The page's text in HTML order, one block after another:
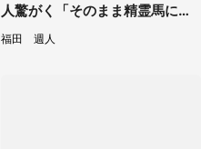
人驚がく「そのまま精霊馬に使
えそう」
福田 週人